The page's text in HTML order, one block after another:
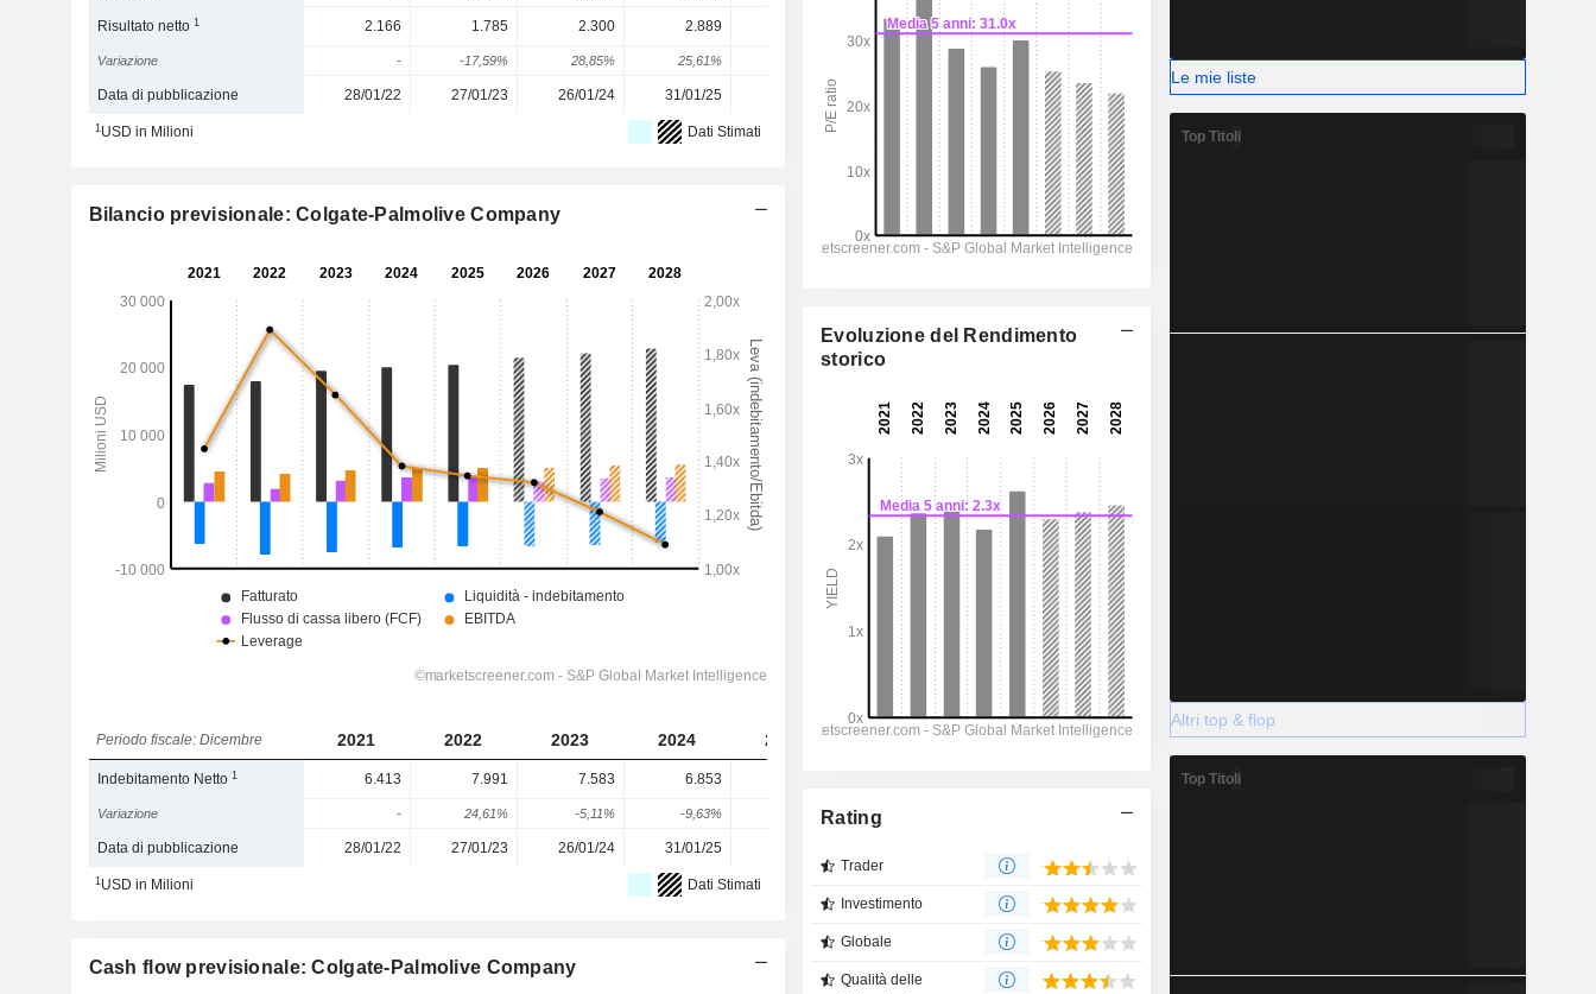
Risultato netto1 2.166 1.785 2.300 2.889 2.841 3.119
Variazione - -17,59% 28,85% 25,61% 33,24% 9,8%
Data di pubblicazione 28/01/22 27/01/23 26/01/24 31/01/25 30/01/26
1USD in Milioni Dati Stimati
Bilancio previsionale: Colgate-Palmolive Company
Periodo fiscale: Dicembre 2021 2022 2023 2024 2025 2026 2027 2028
Indebitamento Netto1 6.413 7.991 7.583 6.853
Variazione - 24,61% -5,11% -9,63% -2,23% -5,33%
Data di pubblicazione 28/01/22 27/01/23 26/01/24 31/01/25
1USD in Milioni Dati Stimati
Cash flow previsionale: Colgate-Palmolive Company
Evoluzione del Rendimento
storico
Rating
Trader
Investimento
Globale
Qualità delle
Le mie liste
Top Titoli
Altri top & flop
Top Titoli